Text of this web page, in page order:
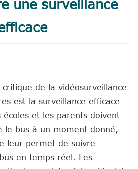
une surveillance
de la vidéosurveillance
est la surveillance efficace
écoles et les parents doivent
le bus à un moment donné,
leur permet de suivre
en temps réel. Les